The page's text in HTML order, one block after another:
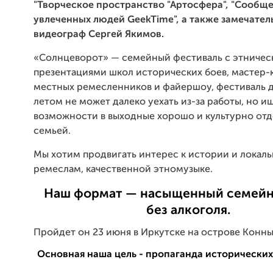
"Творческое пространство "Артосфера",
увлеченных людей GeekTime", а также
видеограф Сергей Якимов.
«Солнцеворот» — семейный фестиваль с
презентациями школ исторических боев, мастер-
местных ремесленников и файершоу, фестиваль
летом не может далеко уехать из-за работы, но
возможности в выходные хорошо и культурно
семьей.
Мы хотим продвигать интерес к истории и
ремеслам, качественной этномузыке.
Наш формат — насыщенный
без алкоголя.
Пройдет он 23 июня в Иркутске на острове
Основная наша цель - пропаганда